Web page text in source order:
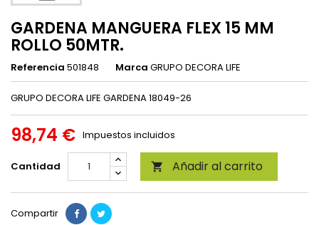
GARDENA MANGUERA FLEX 15 MM
ROLLO 50MTR.
Referencia 501848 Marca GRUPO DECORA LIFE
GRUPO DECORA LIFE GARDENA 18049-26
98,74 € Impuestos incluidos
Cantidad  Añadir al carrito
Compartir